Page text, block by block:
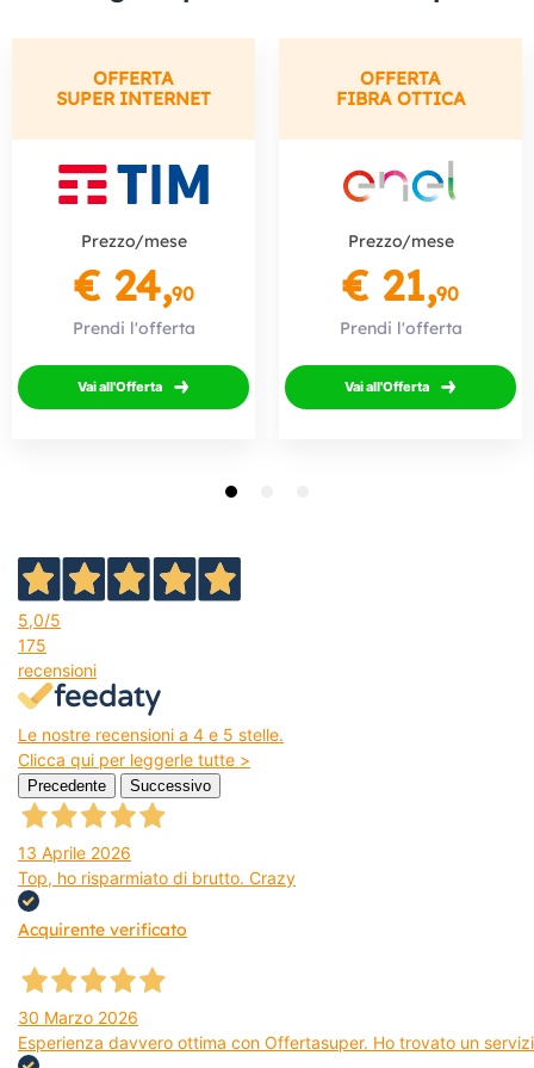
OFFERTA
SUPER INTERNET
Prezzo/mese
€ 24,90
Prendi l'offerta
Vai all'Offerta
OFFERTA
FIBRA OTTICA
Prezzo/mese
€ 21,90
Prendi l'offerta
Vai all'Offerta
5,0/5
175
recensioni
Le nostre recensioni a 4 e 5 stelle.
Clicca qui per leggerle tutte >
Precedente Successivo
13 Aprile 2026
Top, ho risparmiato di brutto. Crazy
Acquirente verificato
30 Marzo 2026
Esperienza davvero ottima con Offertasuper. Ho trovato un